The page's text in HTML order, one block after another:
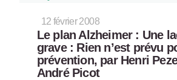
12 février 2008
Le plan Alzheimer : Une
grave : Rien n’est prévu
prévention, par Henri
André Picot